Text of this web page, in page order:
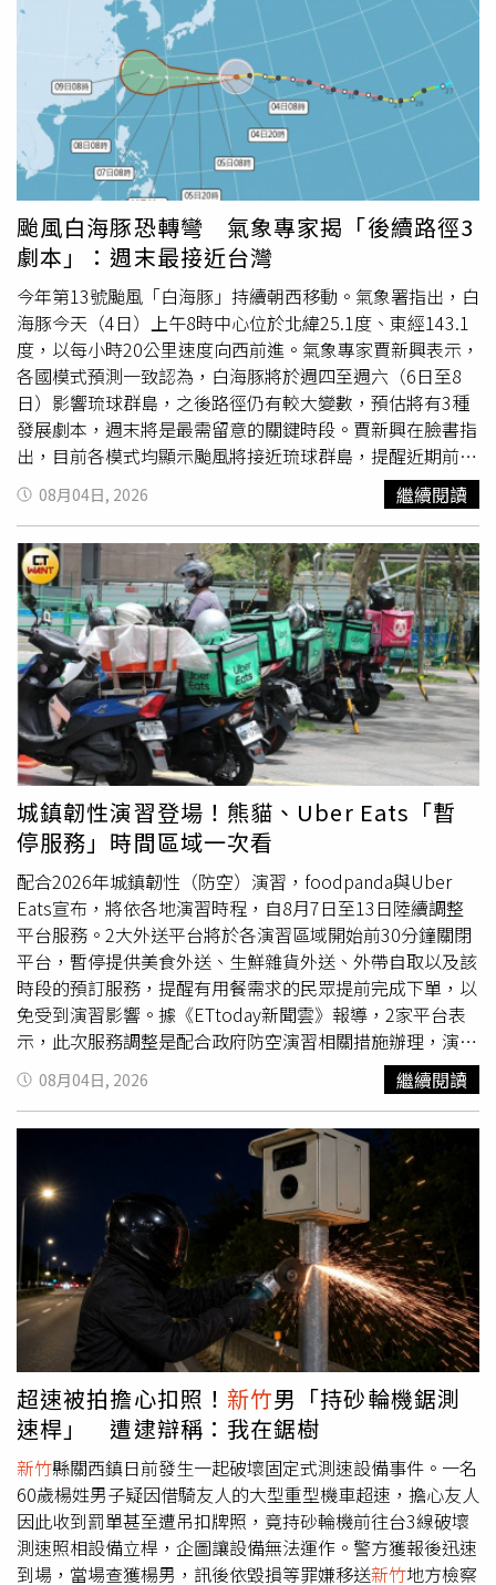
現。苗栗縣同樣受惠桃竹苗大矽谷計畫、新竹外溢效應，串
聯竹南科學園區、頭份地區成為科技廊帶推升區段房價；嘉
義縣市則有嘉義科學園區、台積電設廠及高鐵生活圈紅利，
吸引自住與置產需求進駐，帶動房價補漲力道明顯，房貸規
模也同步攀升。張旭嵐表示，全台房市持續受信用管制影
響，投資買盤轉趨保守，市場資金逐漸回歸自住需求，而非
六都房市向來以在地自住基本盤為主，因此價量波動相對
小。且青安3.0接續支撐首購市場，婚育家庭有機會貸到
1500萬，而目前這些縣市的貸款金額多數落在千萬之內，
總價也符合門檻，又具產業題材優勢，有利首購族兼顧就業
與自住規劃。半數購屋族偏好住宅大樓觀察非六都各縣市
Q1房貸資料，除了南投、基隆、花東地區主力購屋年齡層
落在40~50歲，其他縣市多以30~40歲的青壯族群為主力，
且部分地區年輕族群佔比有增加的趨勢，另外觀察，約有6
成縣市購屋偏好3年內新屋，產品類型除了鍾情透天宅，包
括新竹縣市、苗栗縣、嘉義市等縣市，均有超過半數購屋
族，偏好住宅大樓。台灣房屋集團趨勢中心經理李家妮表
示，六都以外地區普遍因青壯年人口外移，部分縣市購屋主
力年齡層相對偏高，像嘉義縣市、苗栗等具備產業投資與就
業機會的城市，近年受惠科技園區、重大建設帶動，吸引買
氣回流，也拉抬年輕購屋族佔比逐步提升。相較都會區高房
價，多數首購族受限於預算，往往得在屋齡、坪數與地段間
取捨，非六都多數縣市房價相對親民，在相同預算下，更有
機會入手屋齡新穎、坪數更大的住宅，甚至透天產品。非六
都地區近一年房貸狀況。（圖／台灣房屋提供）財神爺忘記
走！才剛刮中324萬 他2個月後又抱回3243萬8/6關公聖
誕！ 命理師點名「6種人」快拜 求財求職保平安個股：嘉澤
(3533)除息首日順利達陣填息，H2營收、毛利率動能看增
颱風白海豚恐轉彎 氣象專家揭「後續路徑3
劇本」：週末最接近台灣
今年第13號颱風「白海豚」持續朝西移動。氣象署指出，白
海豚今天（4日）上午8時中心位於北緯25.1度、東經143.1
度，以每小時20公里速度向西前進。氣象專家賈新興表示，
各國模式預測一致認為，白海豚將於週四至週六（6日至8
日）影響琉球群島，之後路徑仍有較大變數，預估將有3種
發展劇本，週末將是最需留意的關鍵時段。賈新興在臉書指
出，目前各模式均顯示颱風將接近琉球群島，提醒近期前往
沖繩及琉球旅遊的民眾提高警覺，留意最新天氣資訊。至於
後續路徑，賈新興分析3種可能，首先是通過沖繩後轉向北
移；接著是持續偏西，抵達大陸長江口近海後再北轉；最後
則是登陸中國大陸後再轉向北方。賈新興表示，週六、下週
日（9日）期間山東半島至日韓附近的太平洋高壓強度，以
及北方槽線發展，將是決定颱風路徑的重要因素。天氣方
面，未來幾天各地仍以午後雷陣雨為主。明天（5日）新竹
以南及宜蘭有零星短暫雨；週四台中以北、南投有局部降
雨，午後各地都有短暫陣雨。週五（7日）西半部、南投及
高屏山區仍有局部降雨；週六除花東外，其餘地區都有局部
短暫雨。下週日台南以南有短暫雨，北部及中南部山區也有
局部降雨機率。下週受偏強西南季風影響，南部降雨將更加
明顯。
08月04日, 2026 繼續閱讀
城鎮韌性演習登場！熊貓、Uber Eats「暫
停服務」時間區域一次看
配合2026年城鎮韌性（防空）演習，foodpanda與Uber
Eats宣布，將依各地演習時程，自8月7日至13日陸續調整
平台服務。2大外送平台將於各演習區域開始前30分鐘關閉
平台，暫停提供美食外送、生鮮雜貨外送、外帶自取以及該
時段的預訂服務，提醒有用餐需求的民眾提前完成下單，以
免受到演習影響。據《ETtoday新聞雲》報導，2家平台表
示，此次服務調整是配合政府防空演習相關措施辦理，演習
期間將暫停受影響區域的相關服務。不過，foodpanda與
Uber Eats恢復營運的時間並不相同，消費者下單前應留意
各平台公告，以掌握實際恢復服務時間。此外，2大平台也
提醒外送員配合演習期間的相關規範，遵守各項管制措施，
以維護自身安全及配合演習進行。若因演習導致餐點配送時
間延後，也盼消費者能夠理解與體諒。Uber Eats演習期間
暫停服務的時間及區域：8月7日（五）09:30至10:15：台南
市、高雄市、屏東縣8月10日（一）14:00至14:45：苗栗
縣、台中市、南投縣、彰化縣、雲林縣、嘉義市、嘉義縣8
月11日（二）13:00至13:45：金門縣、連江縣、澎湖縣8月
12日（三）13:00至13:45：花蓮縣、台東縣8月13日（四）
14:00至14:45：宜蘭縣、基隆市、台北市、新北市、桃園
市、新竹市、新竹 縣foodpanda演習期間暫停服務的時間及
區域：8月7日（五）09:30至10:30：台南市、高雄市、屏東
縣8月10日（一） 14:00至15:00：台中市、苗栗縣、彰化
縣、南投縣、雲林縣、嘉義縣、嘉義市8月11日（二）
13:00至14:00：金門縣、澎湖縣8月12日（三）13:00至
14:00：花蓮縣、台東縣8月13日（四）14:00至15:00：宜
蘭縣、基隆市、台北市、新北市、桃園市、 新竹市、新竹縣
08月04日, 2026 繼續閱讀
超速被拍擔心扣照！ 新竹男「持砂輪機鋸測
速桿」 遭逮辯稱：我在鋸樹
新竹縣關西鎮日前發生一起破壞固定式測速設備事件。一名
60歲楊姓男子疑因借騎友人的大型重型機車超速，擔心友人
因此收到罰單甚至遭吊扣牌照，竟持砂輪機前往台3線破壞
測速照相設備立桿，企圖讓設備無法運作。警方獲報後迅速
到場，當場查獲楊男，訊後依毀損等罪嫌移送新竹地方檢察